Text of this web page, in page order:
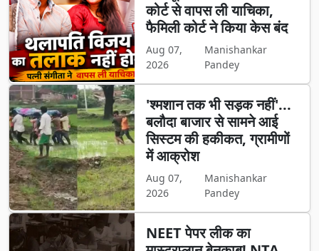
कोर्ट से वापस ली याचिका,
फैमिली कोर्ट ने किया केस बंद
Aug 07,
2026
Manishankar
Pandey
'श्मशान तक भी सड़क नहीं'...
बलौदा बाजार से सामने आई
सिस्टम की हकीकत, ग्रामीणों
में आक्रोश
Aug 07,
2026
Manishankar
Pandey
NEET पेपर लीक का